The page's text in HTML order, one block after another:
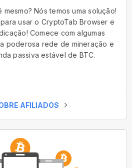
Nós temos uma solução!
usar o CryptoTab Browser e
Comece com algumas
poderosa rede de mineração e
passiva estável de BTC.
AFILIADOS